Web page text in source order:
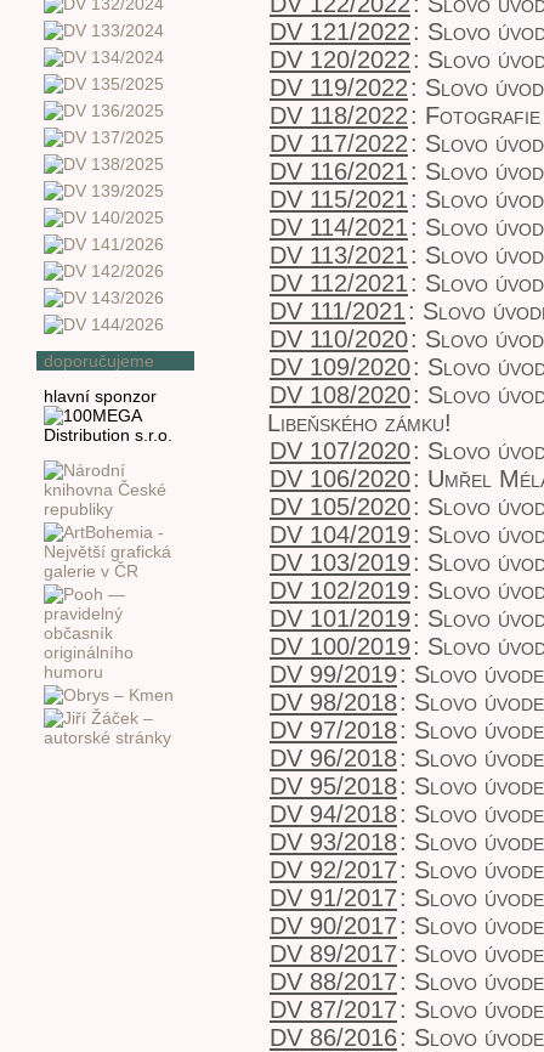
doporučujeme
hlavní sponzor
DV 121/2022: Slovo
DV 120/2022: Slovo
DV 119/2022: Slovo
DV 118/2022: Fotografie
DV 117/2022: Slovo
DV 116/2021: Slovo
DV 115/2021: Slovo
DV 114/2021: Slovo
DV 113/2021: Slovo
DV 112/2021: Slovo
DV 111/2021: Slovo
DV 110/2020: Slovo
DV 109/2020: Slovo
DV 108/2020: Slovo
Libeňského zámku!
DV 107/2020: Slovo
DV 106/2020: Umřel
DV 105/2020: Slovo
DV 104/2019: Slovo
DV 103/2019: Slovo
DV 102/2019: Slovo
DV 101/2019: Slovo
DV 100/2019: Slovo
DV 99/2019: Slovo
DV 98/2018: Slovo
DV 97/2018: Slovo
DV 96/2018: Slovo
DV 95/2018: Slovo
DV 94/2018: Slovo
DV 93/2018: Slovo
DV 92/2017: Slovo
DV 91/2017: Slovo
DV 90/2017: Slovo
DV 89/2017: Slovo
DV 88/2017: Slovo
DV 87/2017: Slovo
DV 86/2016: Slovo